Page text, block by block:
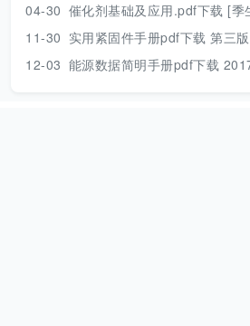
04-30 催化剂基础及应用.pdf下载 [季生福 张
11-30 实用紧固件手册pdf下载 第三
12-03 能源数据简明手册pdf下载